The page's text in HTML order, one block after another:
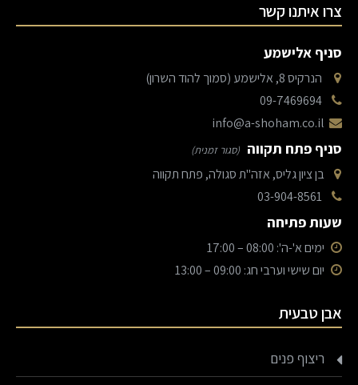
צרו איתנו קשר
סניף אלישמע
הנרקיס 8, אלישמע (סמוך להוד השרון)
info@a-shoham.co.il
סניף פתח תקווה (סגור זמנית)
בן ציון גליס, אזה"ת סגולה, פתח תקווה
שעות פתיחה
ימים א'-ה': 08:00 – 17:00
יום שישי וערבי חג: 09:00 – 13:00
אבן טבעית
ריצוף פנים